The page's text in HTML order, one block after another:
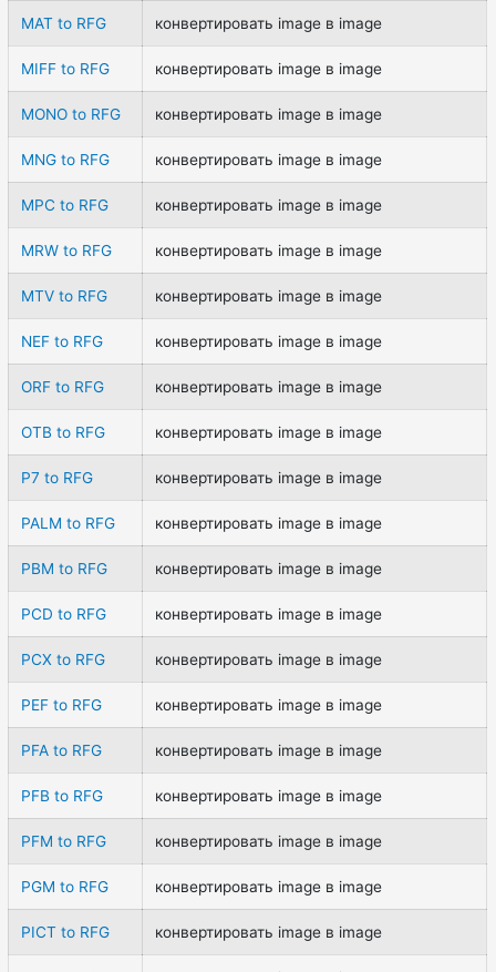
MAT to RFG конвертировать image в image
MIFF to RFG конвертировать image в image
MONO to RFG конвертировать image в image
MNG to RFG конвертировать image в image
MPC to RFG конвертировать image в image
MRW to RFG конвертировать image в image
MTV to RFG конвертировать image в image
NEF to RFG конвертировать image в image
ORF to RFG конвертировать image в image
OTB to RFG конвертировать image в image
P7 to RFG конвертировать image в image
PALM to RFG конвертировать image в image
PBM to RFG конвертировать image в image
PCD to RFG конвертировать image в image
PCX to RFG конвертировать image в image
PEF to RFG конвертировать image в image
PFA to RFG конвертировать image в image
PFB to RFG конвертировать image в image
PFM to RFG конвертировать image в image
PGM to RFG конвертировать image в image
PICT to RFG конвертировать image в image